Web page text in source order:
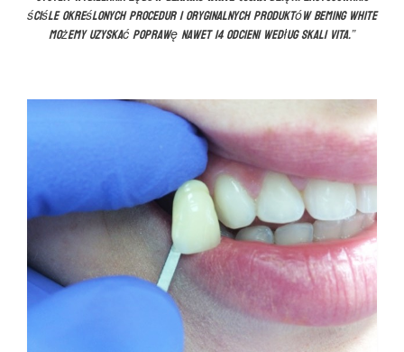
ściśle określonych procedur i oryginalnych produktów Beming White
możemy uzyskać poprawę nawet 14 odcieni według skali VITA.”